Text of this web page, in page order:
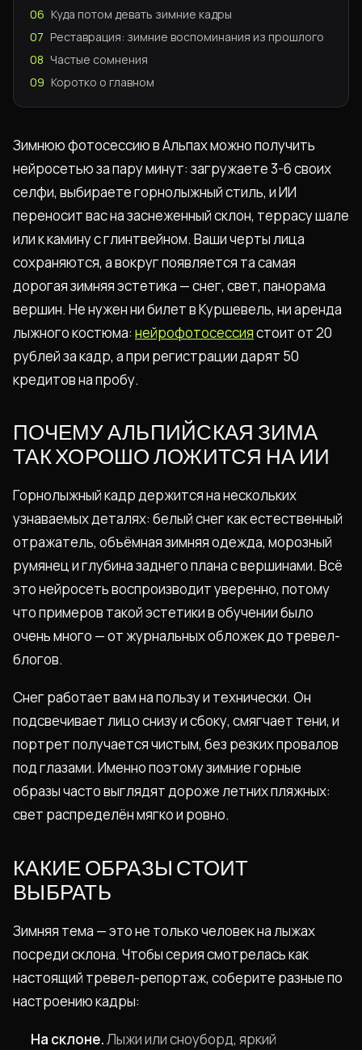
06 Куда потом девать зимние кадры
07 Реставрация: зимние воспоминания из прошлого
08 Частые сомнения
09 Коротко о главном
Зимнюю фотосессию в Альпах можно получить
нейросетью за пару минут: загружаете 3-6 своих
селфи, выбираете горнолыжный стиль, и ИИ
переносит вас на заснеженный склон, террасу шале
или к камину с глинтвейном. Ваши черты лица
сохраняются, а вокруг появляется та самая
дорогая зимняя эстетика — снег, свет, панорама
вершин. Не нужен ни билет в Куршевель, ни аренда
лыжного костюма: нейрофотосессиястоит от 20
рублей за кадр, а при регистрации дарят 50
кредитов на пробу.
ПОЧЕМУ АЛЬПИЙСКАЯ ЗИМА
ТАК ХОРОШО ЛОЖИТСЯ НА ИИ
Горнолыжный кадр держится на нескольких
узнаваемых деталях: белый снег как естественный
отражатель, объёмная зимняя одежда, морозный
румянец и глубина заднего плана с вершинами. Всё
это нейросеть воспроизводит уверенно, потому
что примеров такой эстетики в обучении было
очень много — от журнальных обложек до тревел-
блогов.
Снег работает вам на пользу и технически. Он
подсвечивает лицо снизу и сбоку, смягчает тени, и
портрет получается чистым, без резких провалов
под глазами. Именно поэтому зимние горные
образы часто выглядят дороже летних пляжных:
свет распределён мягко и ровно.
КАКИЕ ОБРАЗЫ СТОИТ
ВЫБРАТЬ
Зимняя тема — это не только человек на лыжах
посреди склона. Чтобы серия смотрелась как
настоящий тревел-репортаж, соберите разные по
настроению кадры:
На склоне.Лыжи или сноуборд, яркий